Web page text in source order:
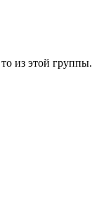
из этой группы.